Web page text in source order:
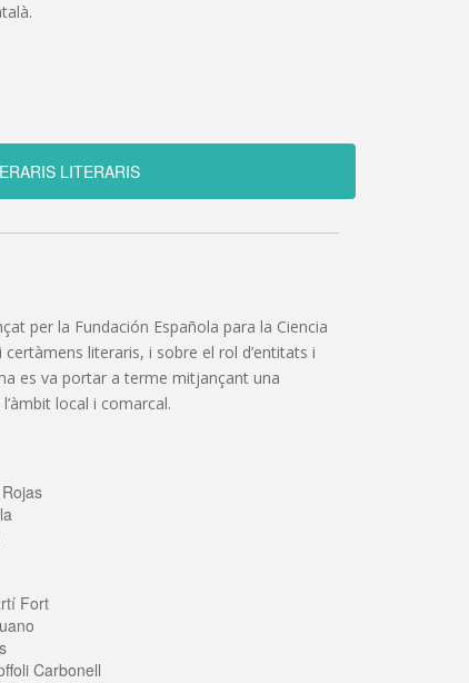
LITERARIS
per la Fundación Española para la Ciencia
literaris, i sobre el rol d’entitats i
es va portar a terme mitjançant una
local i comarcal.
Fort
Carbonell